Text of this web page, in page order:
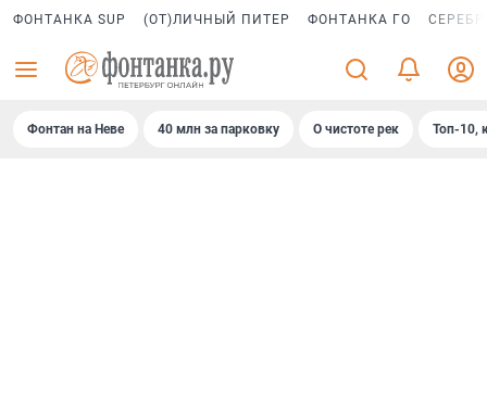
ФОНТАНКА SUP (ОТ)ЛИЧНЫЙ ПИТЕР ФОНТАНКА ГО
Фонтан на Неве 40 млн за парковку О чистоте рек Топ-10,